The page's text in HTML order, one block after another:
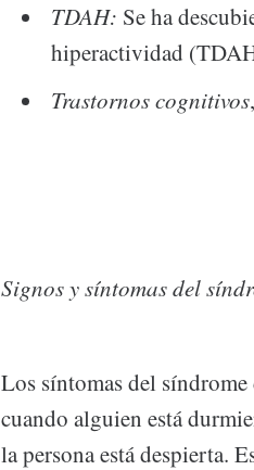
TDAH: Se ha
hiperactividad
Trastornos cognitivos
Signos y síntomas del
Los síntomas del
cuando alguien está
la persona está despierta.